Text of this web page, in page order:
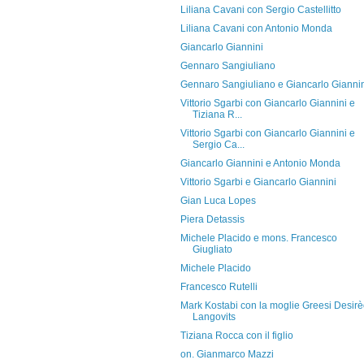
Liliana Cavani con Sergio Castellitto
Liliana Cavani con Antonio Monda
Giancarlo Giannini
Gennaro Sangiuliano
Gennaro Sangiuliano e Giancarlo
Vittorio Sgarbi con Giancarlo Giannini e
Tiziana R...
Vittorio Sgarbi con Giancarlo Giannini e
Sergio Ca...
Giancarlo Giannini e Antonio Monda
Vittorio Sgarbi e Giancarlo Giannini
Gian Luca Lopes
Piera Detassis
Michele Placido e mons. Francesco
Giugliato
Michele Placido
Francesco Rutelli
Mark Kostabi con la moglie Greesi
Langovits
Tiziana Rocca con il figlio
on. Gianmarco Mazzi